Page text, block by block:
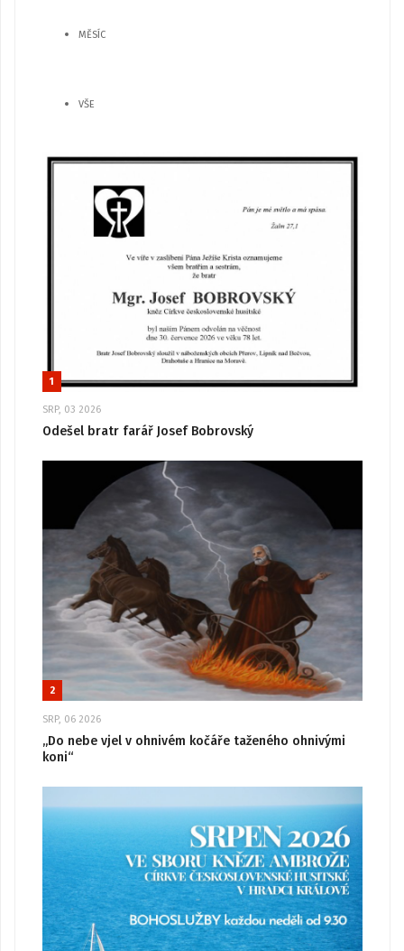
MĚSÍC
VŠE
1
SRP, 03 2026
Odešel bratr farář Josef Bobrovský
2
SRP, 06 2026
„Do nebe vjel v ohnivém kočáře taženého ohnivými
koni“